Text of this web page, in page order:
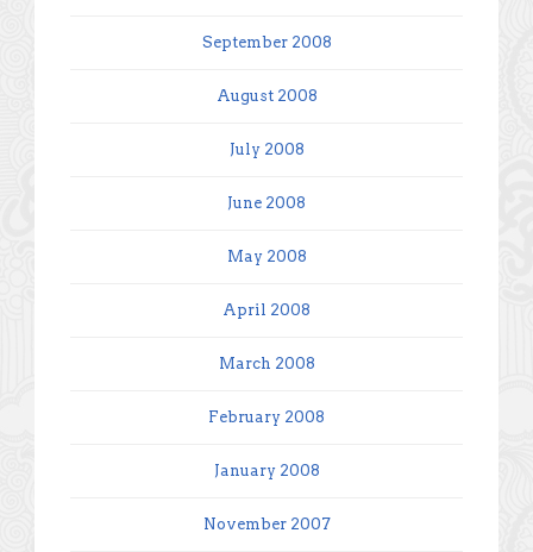
September 2008
August 2008
July 2008
June 2008
May 2008
April 2008
March 2008
February 2008
January 2008
November 2007